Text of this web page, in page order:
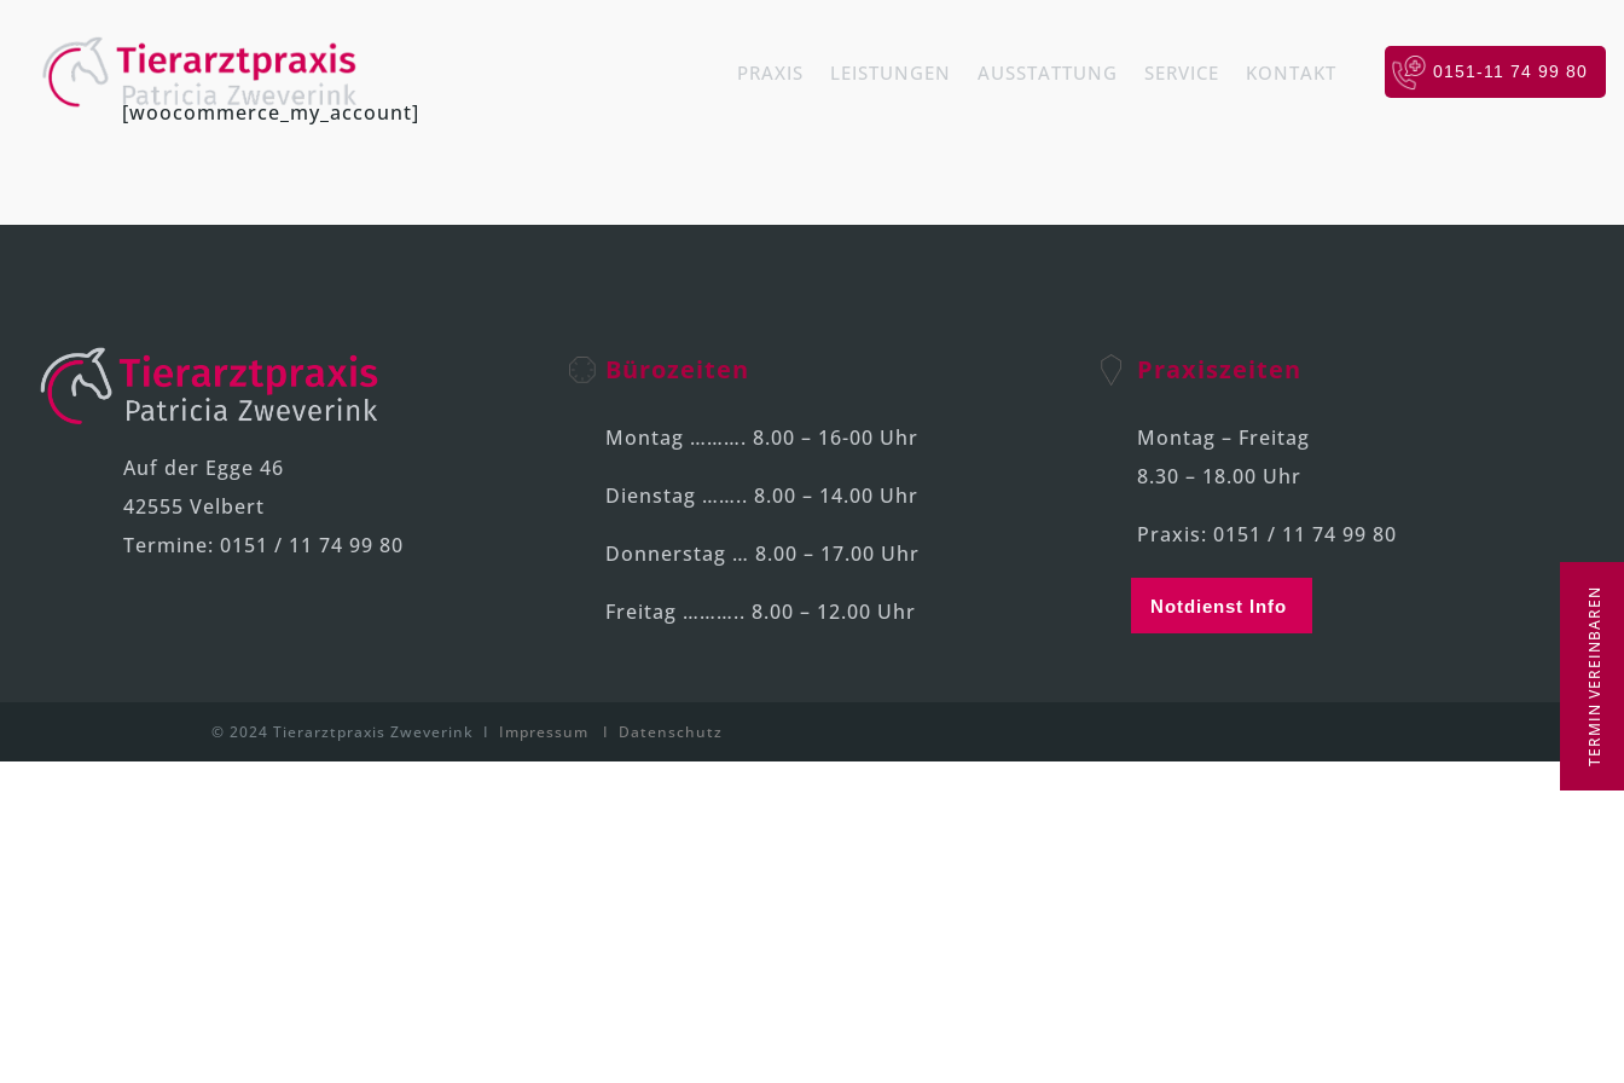
PRAXIS LEISTUNGEN AUSSTATTUNG SERVICE KONTAKT 0151-11 74 99 80
[woocommerce_my_account]
Auf der Egge 46
42555 Velbert
Termine: 0151 / 11 74 99 80
Bürozeiten
Montag ………. 8.00 – 16-00 Uhr
Dienstag …….. 8.00 – 14.00 Uhr
Donnerstag … 8.00 – 17.00 Uhr
Freitag ……….. 8.00 – 12.00 Uhr
Praxiszeiten
Montag – Freitag
8.30 – 18.00 Uhr
Praxis: 0151 / 11 74 99 80
Notdienst Info
© 2024 Tierarztpraxis Zweverink I Impressum I Datenschutz TERMIN VEREINBAREN